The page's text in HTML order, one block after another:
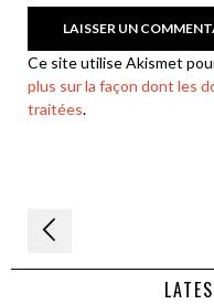
Ce site utilise Akismet
plus sur la façon dont les
traitées.
Navigation
de